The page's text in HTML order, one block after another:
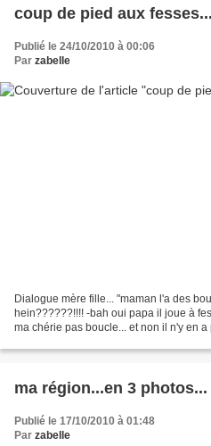
coup de pied aux fesses...
Publié le 24/10/2010 à 00:06
Par zabelle
Dialogue mère fille... "maman l'a des
hein??????!!!! -bah oui papa il joue à
ma chérie pas boucle... et non il n'y en
ma région...en 3 photos...
Publié le 17/10/2010 à 01:48
Par zabelle